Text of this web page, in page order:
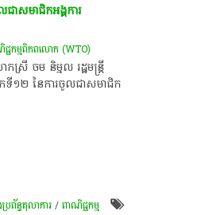
ា​សមាជិក​អង្គការ​
ជ្ជកម្ម​ពិភពលោក (WTO)
រី​ ចម​ និម្មល​ រដ្ឋមន្ត្រី
ទី​១២​ នៃ​ការ​ចូល​ជា​សមាជិក​
រព័ន្ធតុលាការ/ពាណិជ្ជកម្ម